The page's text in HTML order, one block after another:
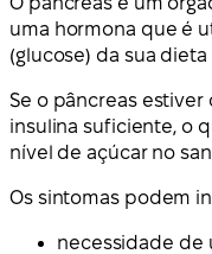
uma hormona que é
(glucose) da sua dieta
Se o pâncreas
insulina suficiente, o
nível de açúcar no
Os sintomas podem
necessidade de